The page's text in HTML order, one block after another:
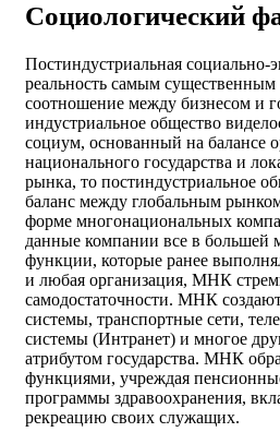
Социологический
Постиндустриальная социально-
реальность самым существенным
соотношение между бизнесом и
индустриальное общество
социум, основанный на балансе
национального государства и
рынка, то постиндустриальное
баланс между глобальным
форме многонациональных
данные компании все в большей
функции, которые ранее
и любая организация, МНК
самодостаточности. МНК
системы, транспортные сети,
системы (Интранет) и многое
атрибутом государства. МНК
функциями, учреждая
программы здравоохранения,
рекреацию своих служащих.